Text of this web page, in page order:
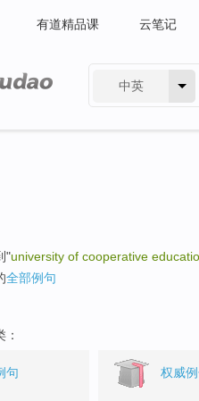
有道精品课 云笔记
中英
"university of cooperative
全部例句
句 权威